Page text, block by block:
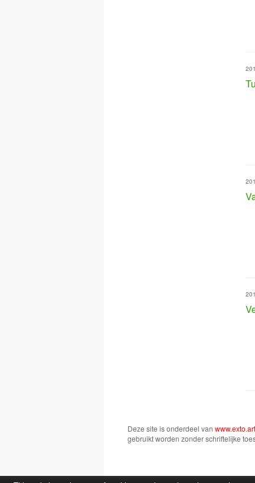
Deze site is onderdeel van www.exto.art
gebruikt worden zonder schriftelijke